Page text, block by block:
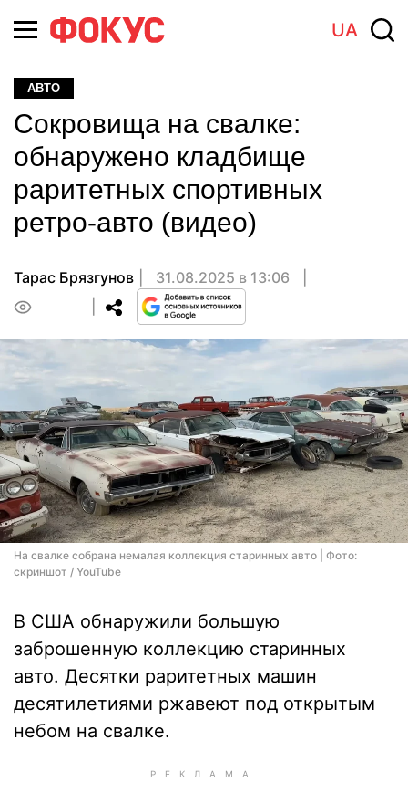
UA
АВТО
Сокровища на свалке:
обнаружено кладбище
раритетных спортивных
ретро-авто (видео)
Тарас Брязгунов
31.08.2025 в 13:06
На свалке собрана немалая коллекция старинных авто | Фото:
скриншот / YouTube
В США обнаружили большую
заброшенную коллекцию старинных
авто. Десятки раритетных машин
десятилетиями ржавеют под открытым
небом на свалке.